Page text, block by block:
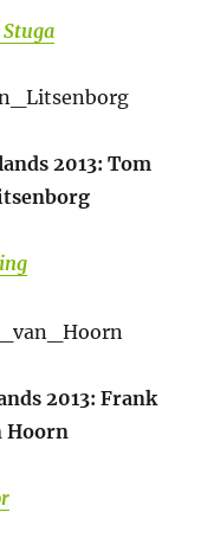
2013: Tom
2013: Frank
Hoorn